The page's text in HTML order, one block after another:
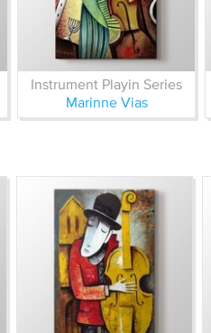
Instrument Playin Series
Marinne Vias